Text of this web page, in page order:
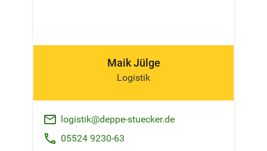
Maik Jülge
Logistik
email logistik@deppe-stuecker.de
phone 05524 9230-63